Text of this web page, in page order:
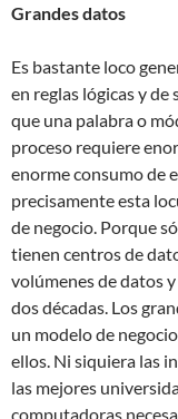
Grandes datos
Es bastante loco
en reglas lógicas y
que una palabra o
proceso requiere
enorme consumo de
precisamente esta
de negocio. Porque
tienen centros de
volúmenes de datos
dos décadas. Los
un modelo de
ellos. Ni siquiera las
las mejores
computadoras